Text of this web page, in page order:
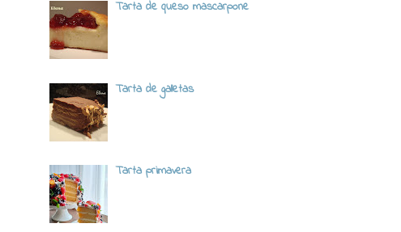
Tarta de queso mascarpone
Tarta de galletas
Tarta primavera